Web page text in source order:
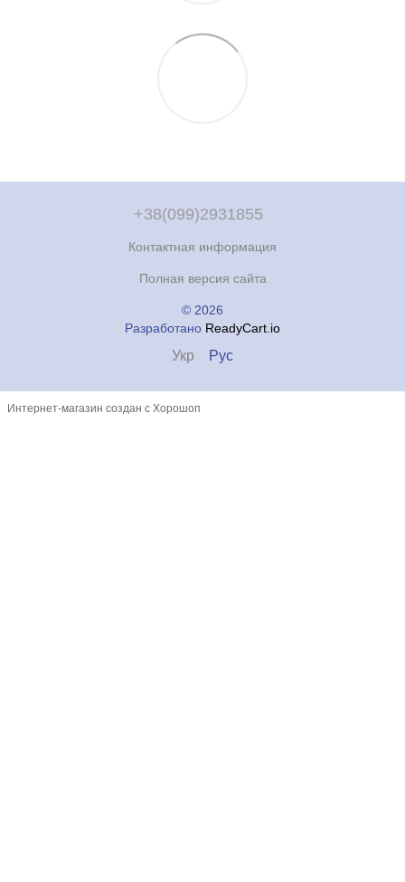
+38(099)2931855
Контактная информация
Полная версия сайта
© 2026
Разработано ReadyCart.io
Укр Рус
Интернет-магазин создан с Хорошоп